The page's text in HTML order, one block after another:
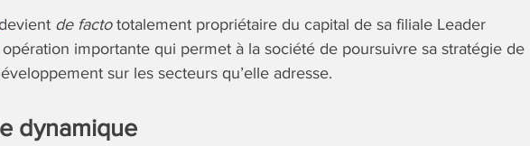
de factototalement propriétaire du capital de sa filiale Leader
importante qui permet à la société de poursuivre sa stratégie de
sur les secteurs qu’elle adresse.
dynamique